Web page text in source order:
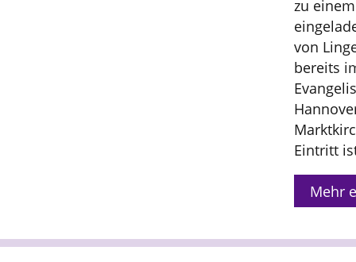
zu
von
bereits
Eintritt
Mehr